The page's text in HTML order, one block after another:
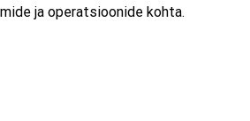
ja operatsioonide kohta.